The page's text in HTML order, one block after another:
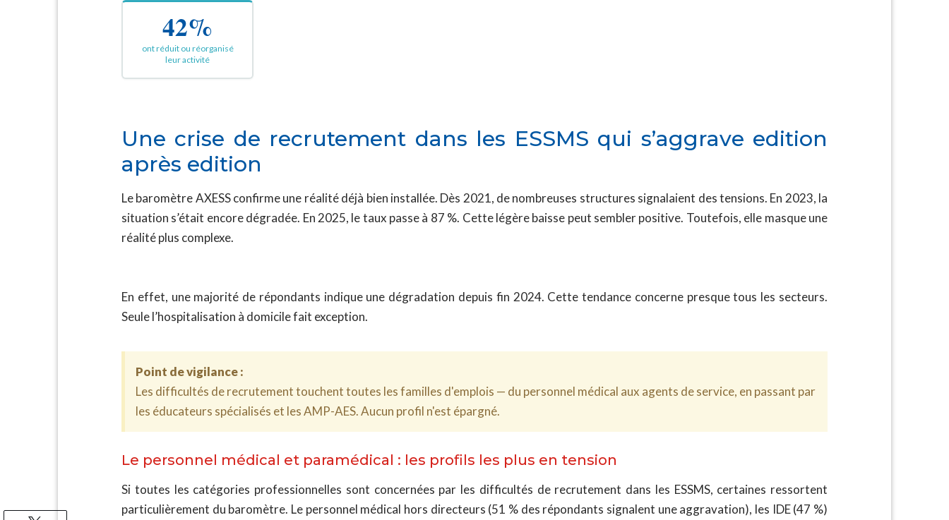
42%
ont réduit ou réorganisé
leur activité
Une crise de recrutement dans les ESSMS qui s’aggrave edition
après edition
Le baromètre AXESS confirme une réalité déjà bien installée. Dès 2021, de nombreuses structures signalaient des tensions. En 2023, la
situation s’était encore dégradée. En 2025, le taux passe à 87 %. Cette légère baisse peut sembler positive. Toutefois, elle masque une
réalité plus complexe.
En effet, une majorité de répondants indique une dégradation depuis fin 2024. Cette tendance concerne presque tous les secteurs.
Seule l’hospitalisation à domicile fait exception.
Point de vigilance :
Les difficultés de recrutement touchent toutes les familles d'emplois — du personnel médical aux agents de service, en passant par
les éducateurs spécialisés et les AMP-AES. Aucun profil n'est épargné.
Le personnel médical et paramédical : les profils les plus en tension
Si toutes les catégories professionnelles sont concernées par les difficultés de recrutement dans les ESSMS, certaines ressortent
particulièrement du baromètre. Le personnel médical hors directeurs (51 % des répondants signalent une aggravation), les IDE (47 %)